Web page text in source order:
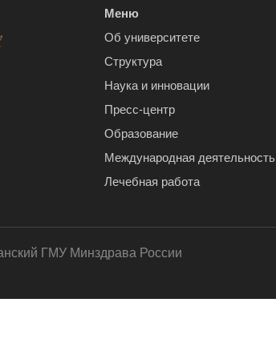
Меню
Об университете
Структура
Наука и инновации
Пресс-центр
Образование
Международная деятельность
Лечебная работа
ГМУ Минздрава России